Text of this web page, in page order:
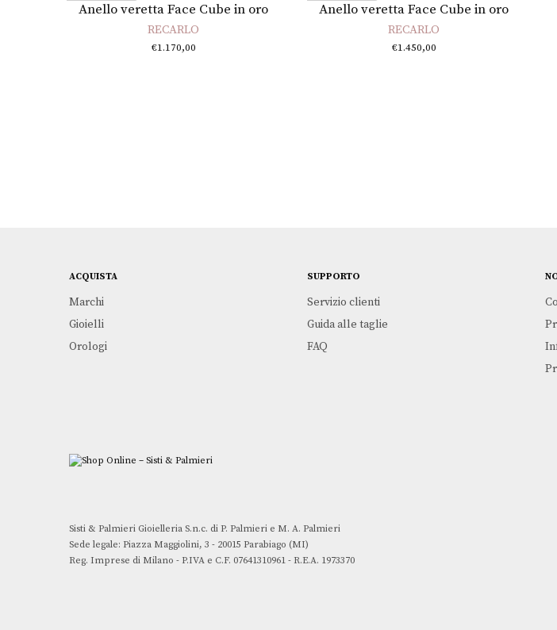
Anello veretta Face Cube in oro
RECARLO
€1.170,00
Anello veretta Face Cube in oro
RECARLO
€1.450,00
ACQUISTA
Marchi
Gioielli
Orologi
SUPPORTO
Servizio clienti
Guida alle taglie
FAQ
Sisti & Palmieri Gioielleria S.n.c. di P. Palmieri e M. A. Palmieri
Sede legale: Piazza Maggiolini, 3 - 20015 Parabiago (MI)
Reg. Imprese di Milano - P.IVA e C.F. 07641310961 - R.E.A. 1973370